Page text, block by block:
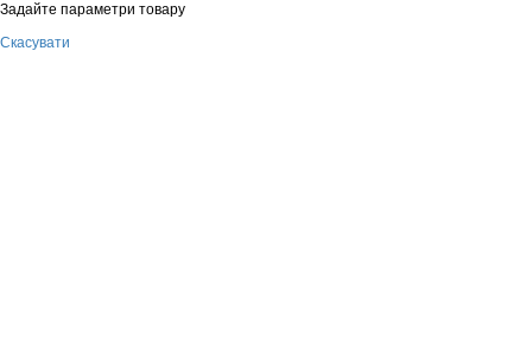
Задайте параметри товару
Скасувати